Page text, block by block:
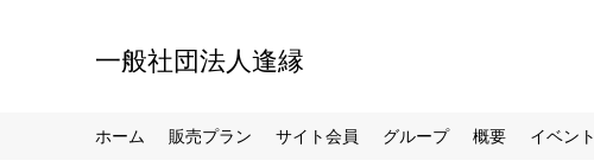
一般社団法人逢縁
ホーム 販売プラン サイト会員 グループ 概要 イベント